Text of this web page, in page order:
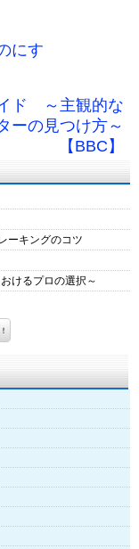
にす
ド ～主観的な
ーの見つけ方～
【BBC】
ーキングのコツ
けるプロの選択～